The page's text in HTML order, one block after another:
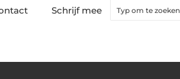
Schrijf mee